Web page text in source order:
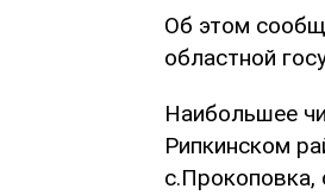
Об этом
областной
Наибольшее
Рипкинском
с.Прокоповка,